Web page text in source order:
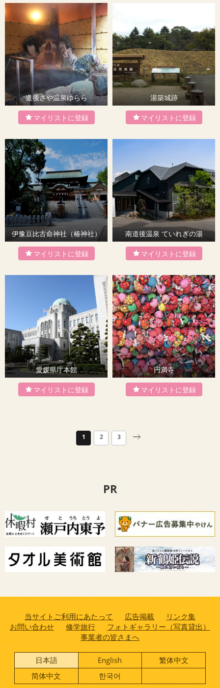
道後さや温泉ゆらら 湯築城跡
伊豫豆比古命神社（椿神社） 南道後温泉 ていれぎの湯
愛媛県庁本館 円満寺
1 2 3
PR
当サイトご利用にあたって 広告掲載
リンク集
お問い合わせ
修学旅行
フォトギャラリー（写真貸出）
事業者の皆さまへ
日本語 English
繁体中文
简体中文
한국어